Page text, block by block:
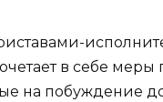
в себе меры
на побуждение